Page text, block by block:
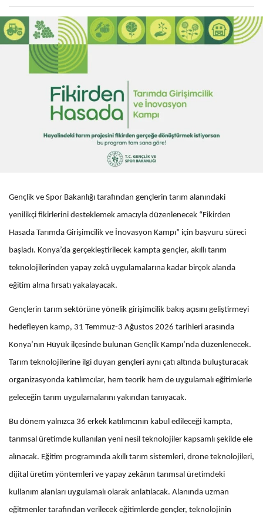
Gençlik ve Spor Bakanlığı tarafından gençlerin tarım alanındaki
yenilikçi fikirlerini desteklemek amacıyla düzenlenecek “Fikirden
Hasada Tarımda Girişimcilik ve İnovasyon Kampı” için başvuru süreci
başladı. Konya’da gerçekleştirilecek kampta gençler, akıllı tarım
teknolojilerinden yapay zekâ uygulamalarına kadar birçok alanda
eğitim alma fırsatı yakalayacak.
Gençlerin tarım sektörüne yönelik girişimcilik bakış açısını geliştirmeyi
hedefleyen kamp, 31 Temmuz-3 Ağustos 2026 tarihleri arasında
Konya’nın Hüyük ilçesinde bulunan Gençlik Kampı’nda düzenlenecek.
Tarım teknolojilerine ilgi duyan gençleri aynı çatı altında buluşturacak
organizasyonda katılımcılar, hem teorik hem de uygulamalı eğitimlerle
geleceğin tarım uygulamalarını yakından tanıyacak.
Bu dönem yalnızca 36 erkek katılımcının kabul edileceği kampta,
tarımsal üretimde kullanılan yeni nesil teknolojiler kapsamlı şekilde ele
alınacak. Eğitim programında akıllı tarım sistemleri, drone teknolojileri,
dijital üretim yöntemleri ve yapay zekânın tarımsal üretimdeki
kullanım alanları uygulamalı olarak anlatılacak. Alanında uzman
eğitmenler tarafından verilecek eğitimlerde gençler, teknolojinin